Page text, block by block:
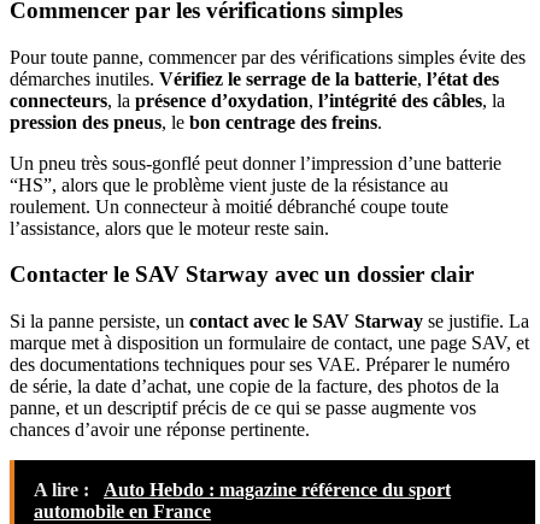
Commencer par les vérifications simples
Pour toute panne, commencer par des vérifications simples évite des
démarches inutiles. Vérifiez le serrage de la batterie, l’état des
connecteurs, la présence d’oxydation, l’intégrité des câbles, la
pression des pneus, le bon centrage des freins.
Un pneu très sous‑gonflé peut donner l’impression d’une batterie
“HS”, alors que le problème vient juste de la résistance au
roulement. Un connecteur à moitié débranché coupe toute
l’assistance, alors que le moteur reste sain.​
Contacter le SAV Starway avec un dossier clair
Si la panne persiste, un contact avec le SAV Starway se justifie. La
marque met à disposition un formulaire de contact, une page SAV, et
des documentations techniques pour ses VAE. Préparer le numéro
de série, la date d’achat, une copie de la facture, des photos de la
panne, et un descriptif précis de ce qui se passe augmente vos
chances d’avoir une réponse pertinente.
A lire :
Auto Hebdo : magazine référence du sport
automobile en France